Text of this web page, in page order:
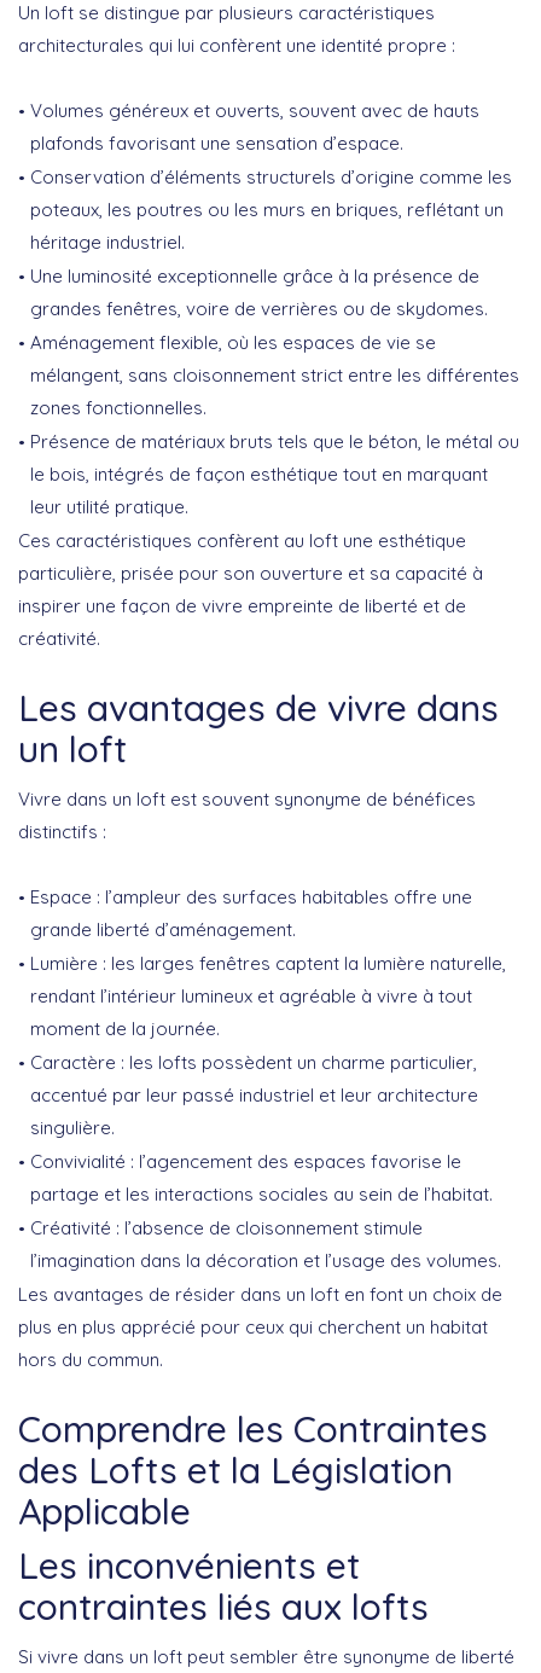
Un loft se distingue par plusieurs caractéristiques
architecturales qui lui confèrent une identité propre :
Volumes généreux et ouverts, souvent avec de hauts
plafonds favorisant une sensation d’espace.
Conservation d’éléments structurels d’origine comme les
poteaux, les poutres ou les murs en briques, reflétant un
héritage industriel.
Une luminosité exceptionnelle grâce à la présence de
grandes fenêtres, voire de verrières ou de skydomes.
Aménagement flexible, où les espaces de vie se
mélangent, sans cloisonnement strict entre les différentes
zones fonctionnelles.
Présence de matériaux bruts tels que le béton, le métal ou
le bois, intégrés de façon esthétique tout en marquant
leur utilité pratique.
Ces caractéristiques confèrent au loft une esthétique
particulière, prisée pour son ouverture et sa capacité à
inspirer une façon de vivre empreinte de liberté et de
créativité.
Les avantages de vivre dans
un loft
Vivre dans un loft est souvent synonyme de bénéfices
distinctifs :
Espace : l’ampleur des surfaces habitables offre une
grande liberté d’aménagement.
Lumière : les larges fenêtres captent la lumière naturelle,
rendant l’intérieur lumineux et agréable à vivre à tout
moment de la journée.
Caractère : les lofts possèdent un charme particulier,
accentué par leur passé industriel et leur architecture
singulière.
Convivialité : l’agencement des espaces favorise le
partage et les interactions sociales au sein de l’habitat.
Créativité : l’absence de cloisonnement stimule
l’imagination dans la décoration et l’usage des volumes.
Les avantages de résider dans un loft en font un choix de
plus en plus apprécié pour ceux qui cherchent un habitat
hors du commun.
Comprendre les Contraintes
des Lofts et la Législation
Applicable
Les inconvénients et
contraintes liés aux lofts
Si vivre dans un loft peut sembler être synonyme de liberté